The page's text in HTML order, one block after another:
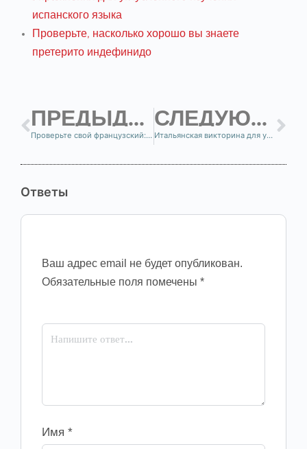
испанского языка
Проверьте, насколько хорошо вы знаете
претерито индефинидо
ПРЕДЫДУЩИЙ
Проверьте свой французский: настоящее время.
СЛЕДУЮЩИЙ
Итальянская викторина для уровня 1!
Ответы
Ваш адрес email не будет опубликован.
Обязательные поля помечены *
Имя *